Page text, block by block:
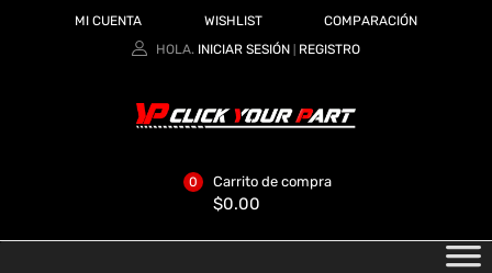
MI CUENTA WISHLIST
COMPARACIÓN
HOLA. INICIAR SESIÓN REGISTRO
Carrito de compra
$0.00
0